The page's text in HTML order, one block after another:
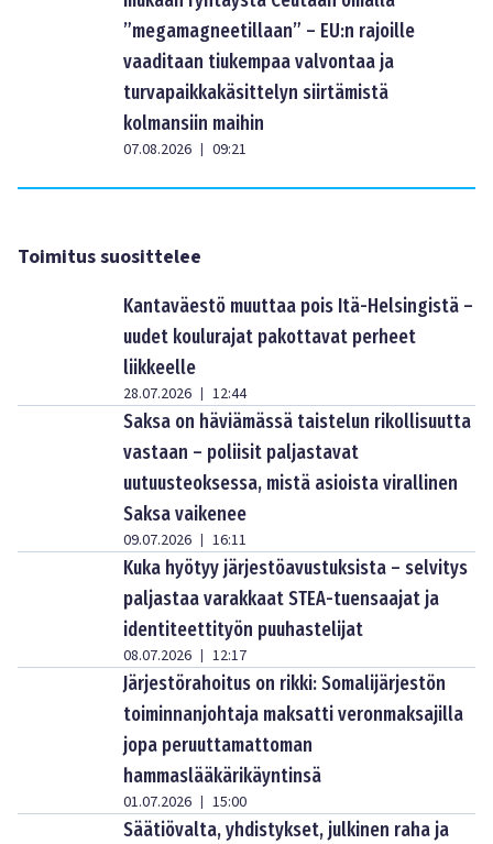
”megamagneetillaan” – EU:n rajoille
vaaditaan tiukempaa valvontaa ja
turvapaikkakäsittelyn siirtämistä
kolmansiin maihin
07.08.2026 | 09:21
Toimitus suosittelee
Kantaväestö muuttaa pois Itä-Helsingistä –
uudet koulurajat pakottavat perheet
liikkeelle
28.07.2026 | 12:44
Saksa on häviämässä taistelun rikollisuutta
vastaan – poliisit paljastavat
uutuusteoksessa, mistä asioista virallinen
Saksa vaikenee
09.07.2026 | 16:11
Kuka hyötyy järjestöavustuksista – selvitys
paljastaa varakkaat STEA-tuensaajat ja
identiteettityön puuhastelijat
08.07.2026 | 12:17
Järjestörahoitus on rikki: Somalijärjestön
toiminnanjohtaja maksatti veronmaksajilla
jopa peruuttamattoman
hammaslääkärikäyntinsä
01.07.2026 | 15:00
Säätiövalta, yhdistykset, julkinen raha ja